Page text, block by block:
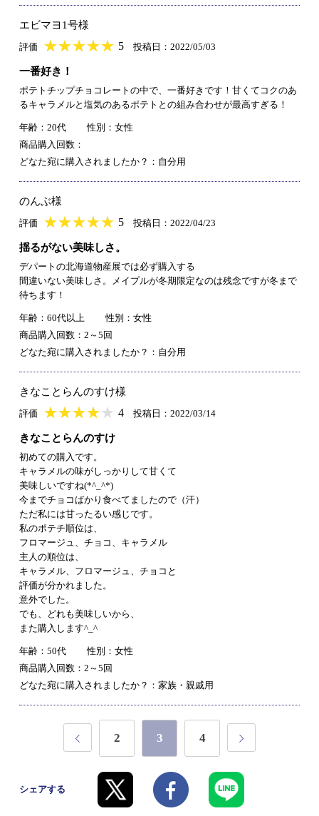
エビマヨ1号様
評価 ★★★★★
★★★★★ 5 投稿日：2022/05/03
一番好き！
ポテトチップチョコレートの中で、一番好きです！甘くてコクのあ
るキャラメルと塩気のあるポテトとの組み合わせが最高すぎる！
年齢：20代
性別：女性
商品購入回数：
どなた宛に購入されましたか？：自分用
のんぶ様
評価 ★★★★★
★★★★★ 5 投稿日：2022/04/23
揺るがない美味しさ。
デパートの北海道物産展では必ず購入する
間違いない美味しさ。メイプルが冬期限定なのは残念ですが冬まで
待ちます！
年齢：60代以上
性別：女性
商品購入回数：2～5回
どなた宛に購入されましたか？：自分用
きなことらんのすけ様
評価 ★★★★★
★★★★★ 4 投稿日：2022/03/14
きなことらんのすけ
初めての購入です。
キャラメルの味がしっかりして甘くて
美味しいですね(*^_^*)
今までチョコばかり食べてましたので（汗）
ただ私には甘ったるい感じです。
私のポテチ順位は、
フロマージュ、チョコ、キャラメル
主人の順位は、
キャラメル、フロマージュ、チョコと
評価が分かれました。
意外でした。
でも、どれも美味しいから、
また購入します^_^
年齢：50代
性別：女性
商品購入回数：2～5回
どなた宛に購入されましたか？：家族・親戚用
2 3 4
シェアする